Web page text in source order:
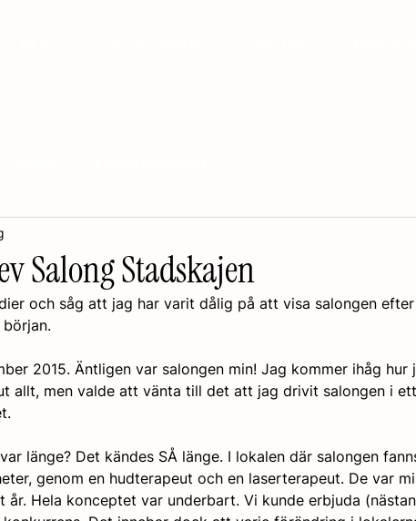
Salong Stadskajen
och såg att jag har varit dålig på att visa salongen efter
2015. Äntligen var salongen min! Jag kommer ihåg hur
allt, men valde att vänta till det att jag drivit salongen i
länge? Det kändes SÅ länge. I lokalen där salongen
genom en hudterapeut och en laserterapeut. De var
Hela konceptet var underbart. Vi kunde erbjuda